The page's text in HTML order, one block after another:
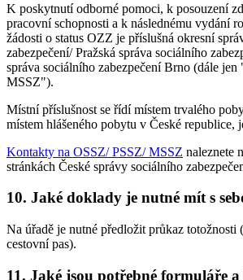
K poskytnutí odborné pomoci, k posouzení
pracovní schopnosti a k následnému vydání
žádosti o status OZZ je příslušná okresní
zabezpečení/ Pražská správa sociálního
správa sociálního zabezpečení Brno (dále
MSSZ").
Místní příslušnost se řídí místem trvalého
místem hlášeného pobytu v České republice,
Kontakty na OSSZ/ PSSZ/ MSSZ naleznete
stránkách České správy sociálního
10. Jaké doklady je nutné mít s
Na úřadě je nutné předložit průkaz totožnosti
cestovní pas).
11. Jaké jsou potřebné formuláře